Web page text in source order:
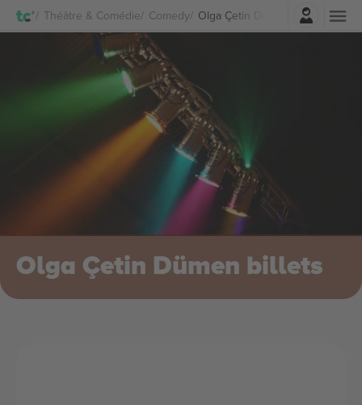
Théâtre & Comédie Comedy Olga Çetin Dümen Billets
Connexion
Olga Çetin Dümen billets